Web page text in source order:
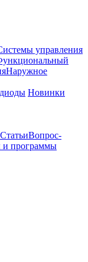
управления
Наружное
Новинки
СтатьиВопрос-
программы